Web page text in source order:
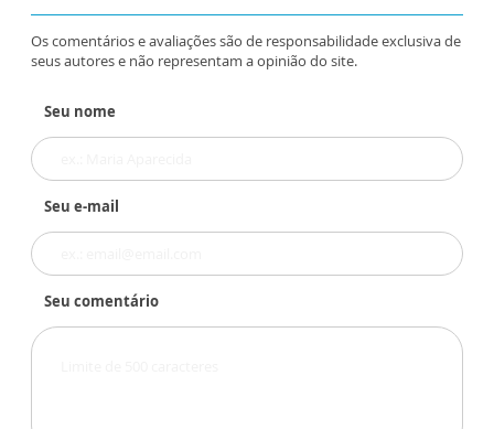
Os comentários e avaliações são de responsabilidade exclusiva de
seus autores e não representam a opinião do site.
Seu nome
Seu e-mail
Seu comentário